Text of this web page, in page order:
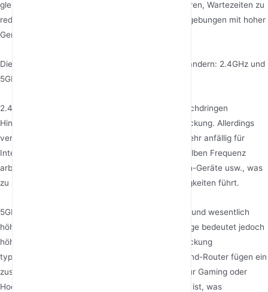
gleichzeitig mit mehreren Geräten zu kommunizieren, Wartezeiten zu
reduzieren und ein besseres Signalerlebnis in Umgebungen mit hoher
Gerätedichte zu bieten.
Die meisten gängigen Router arbeiten auf zwei Bändern: 2.4GHz und
5GHz.
2.4GHz: Signale haben längere Wellenlängen, durchdringen
Hindernisse besser und bieten eine größere Abdeckung. Allerdings
verfügt es über wenige nutzbare Kanäle und ist sehr anfällig für
Interferenzen von anderen Geräten, die auf derselben Frequenz
arbeiten, wie z.B. Mikrowellenherde und Bluetooth-Geräte usw., was
zu Signalüberlastung und langsamen Geschwindigkeiten führt.
5GHz: Bietet mehr Kanäle, weniger Interferenzen und wesentlich
höhere Übertragungsraten. Die kürzere Wellenlänge bedeutet jedoch
höhere Durchdringungsverluste, sodass die Abdeckung
typischerweise geringer ist als bei 2.4GHz. Tri-Band-Router fügen ein
zusätzliches 5GHz- oder 6GHz-Band hinzu, das für Gaming oder
Hochgeschwindigkeits-Geräte-Backhaul dediziert ist, was